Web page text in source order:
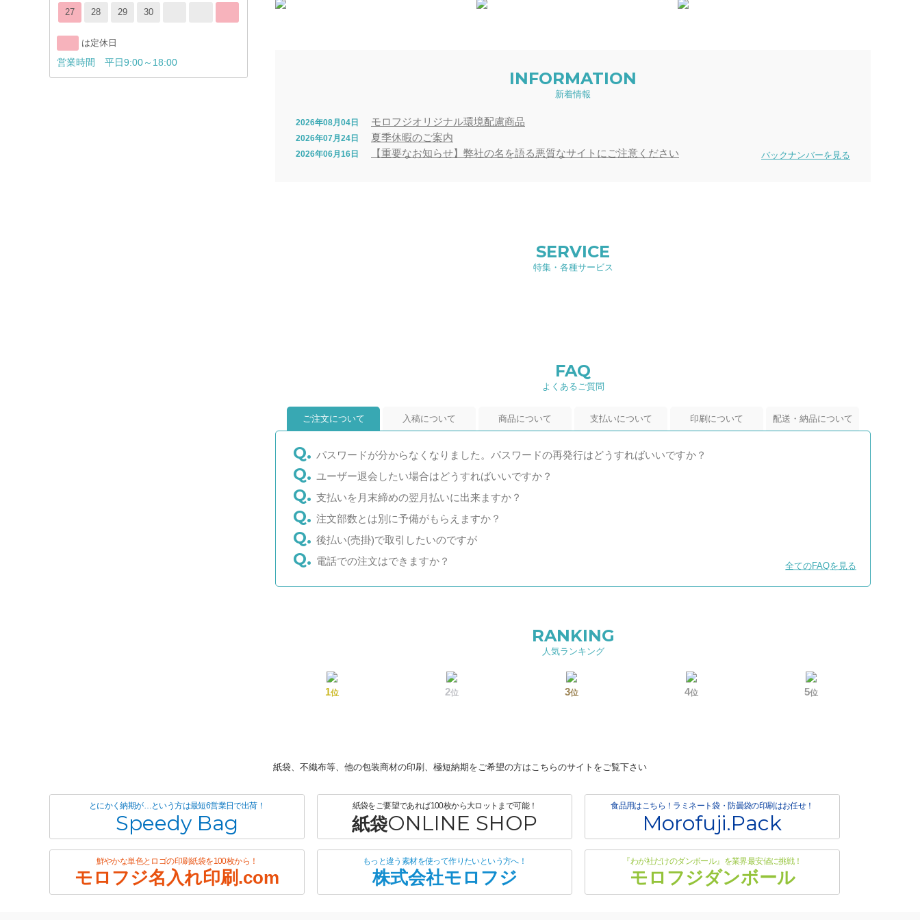
27 28 29 30
は定休日
営業時間 平日9:00～18:00
INFORMATION
新着情報
2026年08月04日 モロフジオリジナル環境配慮商品
2026年07月24日 夏季休暇のご案内
2026年06月16日 【重要なお知らせ】弊社の名を語る悪質なサイトにご注意ください バックナンバーを見る
SERVICE
特集・各種サービス
FAQ
よくあるご質問
ご注文について 入稿について 商品について 支払いについて 印刷について 配送・納品について
パスワードが分からなくなりました。パスワードの再発行はどうすればいいですか？
ユーザー退会したい場合はどうすればいいですか？
支払いを月末締めの翌月払いに出来ますか？
注文部数とは別に予備がもらえますか？
後払い(売掛)で取引したいのですが
電話での注文はできますか？
全てのFAQを見る
RANKING
人気ランキング
1位 2位 3位 4位 5位
紙袋、不織布等、他の包装商材の印刷、極短納期をご希望の方はこちらのサイトをご覧下さい
とにかく納期が…という方は最短6営業日で出荷！
Speedy Bag
紙袋をご要望であれば100枚から大ロットまで可能！
紙袋ONLINE SHOP
食品用はこちら！ラミネート袋・防曇袋の印刷はお任せ！
Morofuji.Pack
鮮やかな単色とロゴの印刷紙袋を100枚から！
モロフジ名入れ印刷.com
もっと違う素材を使って作りたいという方へ！
株式会社モロフジ
『わが社だけのダンボール』を業界最安値に挑戦！
モロフジダンボール